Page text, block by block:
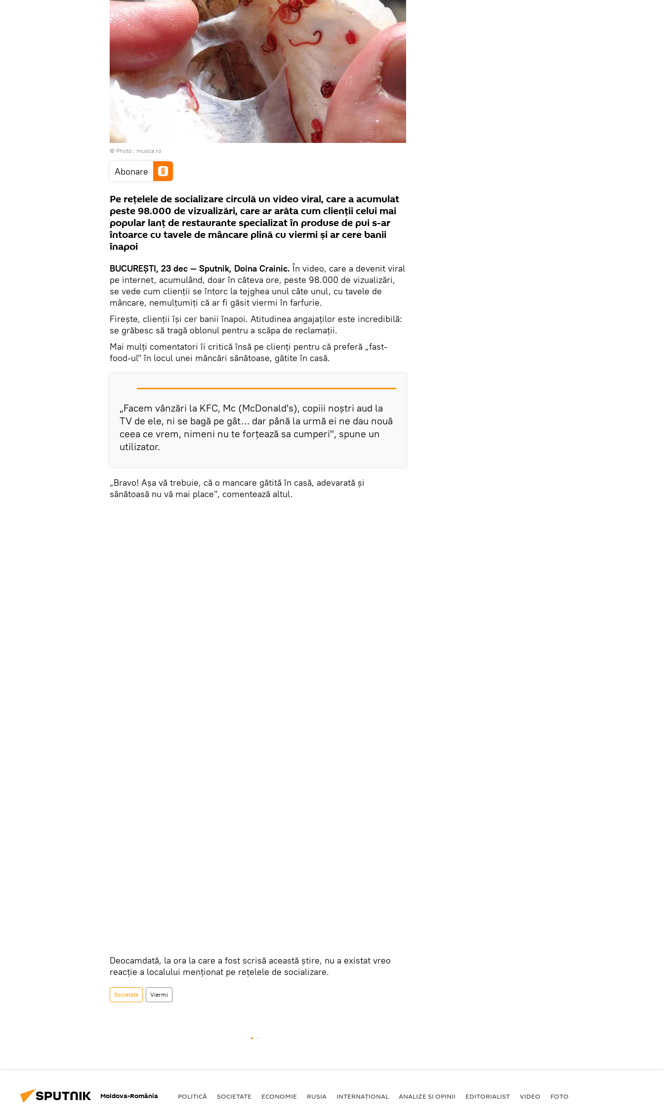
© Photo : musca.ro
Abonare
Pe reţelele de socializare circulă un video viral, care a acumulat
peste 98.000 de vizualizări, care ar arăta cum clienţii celui mai
popular lanţ de restaurante specializat în produse de pui s-ar
întoarce cu tavele de mâncare plină cu viermi şi ar cere banii
înapoi
BUCUREŞTI, 23 dec — Sputnik, Doina Crainic. În video, care a devenit viral
pe internet, acumulând, doar în câteva ore, peste 98.000 de vizualizări,
se vede cum clienţii se întorc la tejghea unul câte unul, cu tavele de
mâncare, nemulţumiţi că ar fi găsit viermi în farfurie.
Fireşte, clienţii îşi cer banii înapoi. Atitudinea angajaţilor este incredibilă:
se grăbesc să tragă oblonul pentru a scăpa de reclamaţii.
Mai mulţi comentatori îi critică însă pe clienţi pentru că preferă „fast-
food-ul" în locul unei mâncări sănătoase, gătite în casă.
„Facem vânzări la KFC, Mc (McDonald's), copiii noştri aud la
TV de ele, ni se bagă pe gât… dar până la urmă ei ne dau nouă
ceea ce vrem, nimeni nu te forţează sa cumperi", spune un
utilizator.
„Bravo! Aşa vă trebuie, că o mancare gătită în casă, adevarată şi
sănătoasă nu vă mai place", comentează altul.
Deocamdată, la ora la care a fost scrisă această știre, nu a existat vreo
reacție a localului menționat pe rețelele de socializare.
Societate Viermi
Moldova-România POLITICĂ SOCIETATE ECONOMIE RUSIA INTERNAŢIONAL ANALIZE ȘI OPINII EDITORIALIST VIDEO FOTO